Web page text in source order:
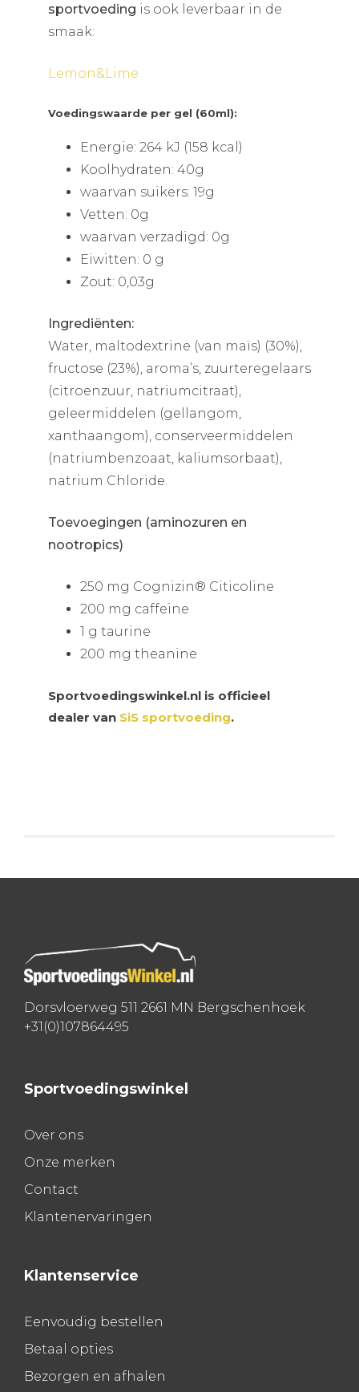
sportvoeding is ook leverbaar in de
smaak:
Lemon&Lime
Voedingswaarde per gel (60ml):
Energie: 264 kJ (158 kcal)
Koolhydraten: 40g
waarvan suikers: 19g
Vetten: 0g
waarvan verzadigd: 0g
Eiwitten: 0 g
Zout: 0,03g
Ingrediënten:
Water, maltodextrine (van maïs) (30%),
fructose (23%), aroma’s, zuurteregelaars
(citroenzuur, natriumcitraat),
geleermiddelen (gellangom,
xanthaangom), conserveermiddelen
(natriumbenzoaat, kaliumsorbaat),
natrium Chloride.
Toevoegingen (aminozuren en
nootropics)
250 mg Cognizin® Citicoline
200 mg caffeine
1 g taurine
200 mg theanine
Sportvoedingswinkel.nl is officieel
dealer van SiS sportvoeding.
Dorsvloerweg 511 2661 MN Bergschenhoek
+31(0)107864495
Sportvoedingswinkel
Over ons
Onze merken
Contact
Klantenervaringen
Klantenservice
Eenvoudig bestellen
Betaal opties
Bezorgen en afhalen